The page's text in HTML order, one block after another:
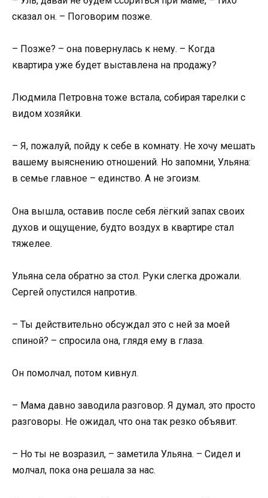
сказал он. – Поговорим позже.
– Позже? – она повернулась к нему. – Когда
квартира уже будет выставлена на продажу?
Людмила Петровна тоже встала, собирая тарелки с
видом хозяйки.
– Я, пожалуй, пойду к себе в комнату. Не хочу мешать
вашему выяснению отношений. Но запомни, Ульяна:
в семье главное – единство. А не эгоизм.
Она вышла, оставив после себя лёгкий запах своих
духов и ощущение, будто воздух в квартире стал
тяжелее.
Ульяна села обратно за стол. Руки слегка дрожали.
Сергей опустился напротив.
– Ты действительно обсуждал это с ней за моей
спиной? – спросила она, глядя ему в глаза.
Он помолчал, потом кивнул.
– Мама давно заводила разговор. Я думал, это просто
разговоры. Не ожидал, что она так резко объявит.
– Но ты не возразил, – заметила Ульяна. – Сидел и
молчал, пока она решала за нас.